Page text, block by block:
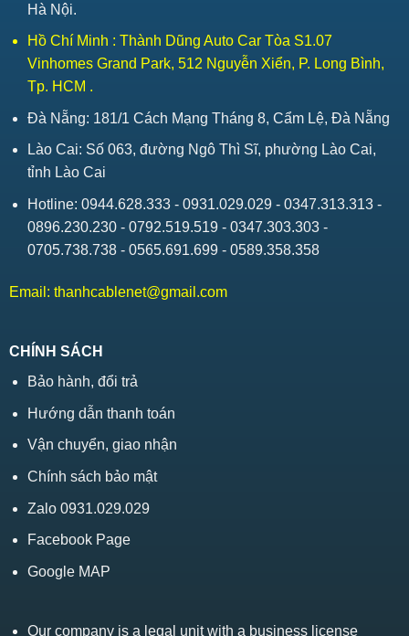
Hà Nội.
Hồ Chí Minh : Thành Dũng Auto Car Tòa S1.07
Vinhomes Grand Park, 512 Nguyễn Xiển, P. Long Bình,
Tp. HCM .
Đà Nẵng: 181/1 Cách Mạng Tháng 8, Cẩm Lệ, Đà Nẵng
Lào Cai: Số 063, đường Ngô Thì Sĩ, phường Lào Cai,
tỉnh Lào Cai
Hotline: 0944.628.333 - 0931.029.029 - 0347.313.313 -
0896.230.230 - 0792.519.519 - 0347.303.303 -
0705.738.738 - 0565.691.699 - 0589.358.358
Email: thanhcablenet@gmail.com
CHÍNH SÁCH
Bảo hành, đổi trả
Hướng dẫn thanh toán
Vận chuyển, giao nhận
Chính sách bảo mật
Zalo 0931.029.029
Facebook Page
Google MAP
Our company is a legal unit with a business license